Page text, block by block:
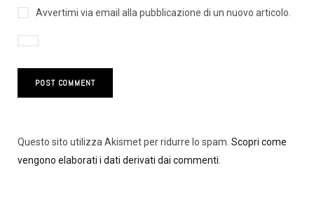
Avvertimi via email alla pubblicazione di un nuovo articolo.
Questo sito utilizza Akismet per ridurre lo spam. Scopri come
vengono elaborati i dati derivati dai commenti.